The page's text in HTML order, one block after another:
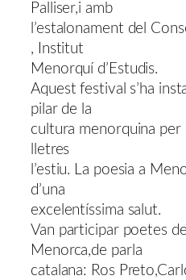
Palliser,i amb
l’estalonament del
, Institut
Menorquí d’Estudis.
Aquest festival s’ha
pilar de la
cultura menorquina
lletres
l’estiu. La poesia a
d’una
excelentíssima salut.
Van participar poetes
Menorca,de parla
catalana: Ros